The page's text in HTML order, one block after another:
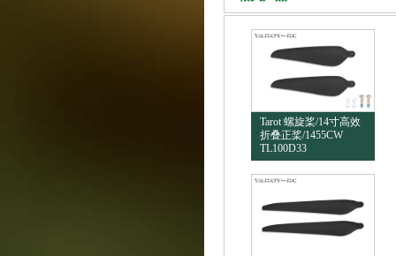
Tarot 螺旋桨/14寸高效
折叠正桨/1455CW
TL100D33